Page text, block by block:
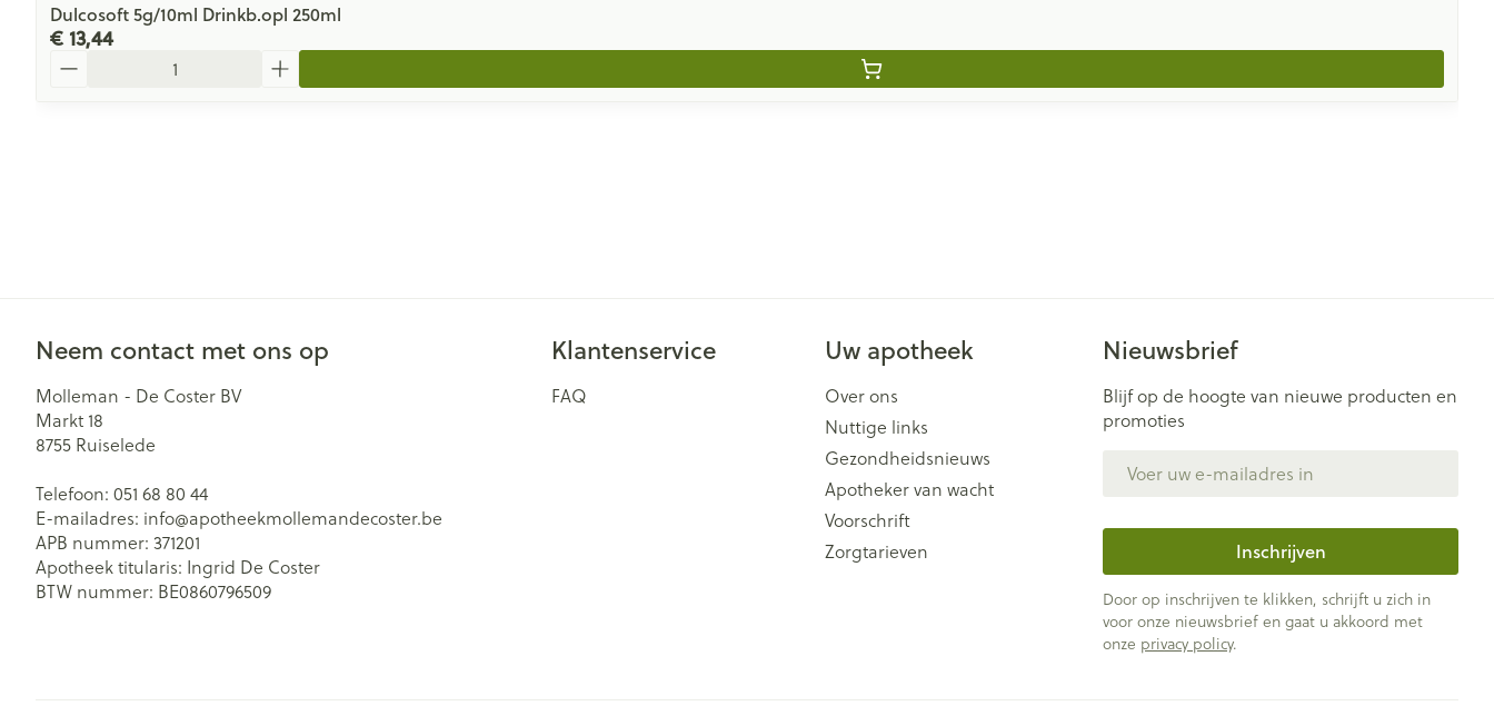
Dulcosoft 5g/10ml Drinkb.opl 250ml
€ 13,44
Neem contact met ons op
Molleman - De Coster BV
Markt 18
8755 Ruiselede
Telefoon: 051 68 80 44
E-mailadres: info@apotheekmollemandecoster.be
APB nummer: 371201
Apotheek titularis: Ingrid De Coster
BTW nummer: BE0860796509
Klantenservice
FAQ
Uw apotheek
Over ons
Nuttige links
Gezondheidsnieuws
Apotheker van wacht
Voorschrift
Zorgtarieven
Nieuwsbrief
Blijf op de hoogte van nieuwe producten en
promoties
Inschrijven
Door op inschrijven te klikken, schrijft u zich in
voor onze nieuwsbrief en gaat u akkoord met
onze privacy policy.